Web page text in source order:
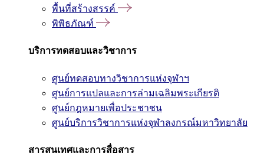
พื้นที่สร้างสรรค์
พิพิธภัณฑ์
บริการทดสอบและวิชาการ
ศูนย์ทดสอบทางวิชาการแห่งจุฬาฯ
ศูนย์การแปลและการล่ามเฉลิมพระเกียรติ
ศูนย์กฎหมายเพื่อประชาชน
ศูนย์บริการวิชาการแห่งจุฬาลงกรณ์มหาวิทยาลัย
สารสนเทศและการสื่อสาร